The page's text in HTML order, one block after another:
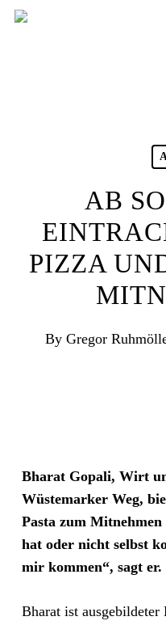
Skip
AB
PIZZA
By Gregor
Bharat Gopali, Wirt
Wüstemarker Weg,
Pasta zum
hat oder nicht selbst
mir kommen“, sagt er.
Bharat ist